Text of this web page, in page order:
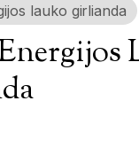
lauko girlianda